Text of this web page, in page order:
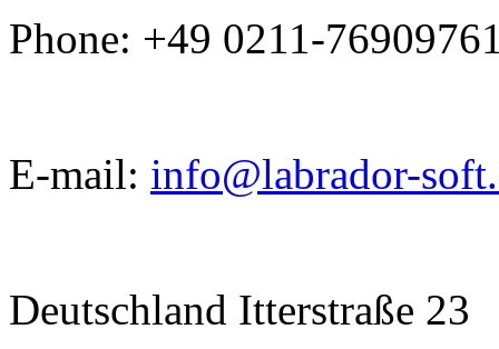
Phone: +49 0211-
E-mail: info@labrador-
Deutschland Itterstraße 23